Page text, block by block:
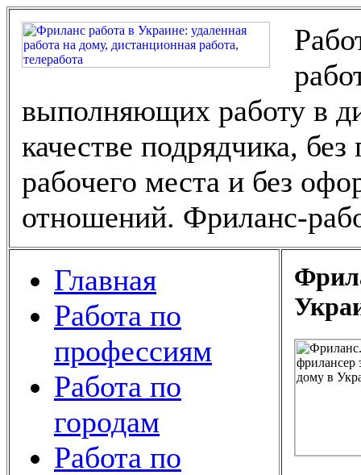
выполняющих работу в
качестве подрядчика,
рабочего места и без
отношений. Фриланс-
Главная
Работа по
профессиям
Работа по
городам
Работа по